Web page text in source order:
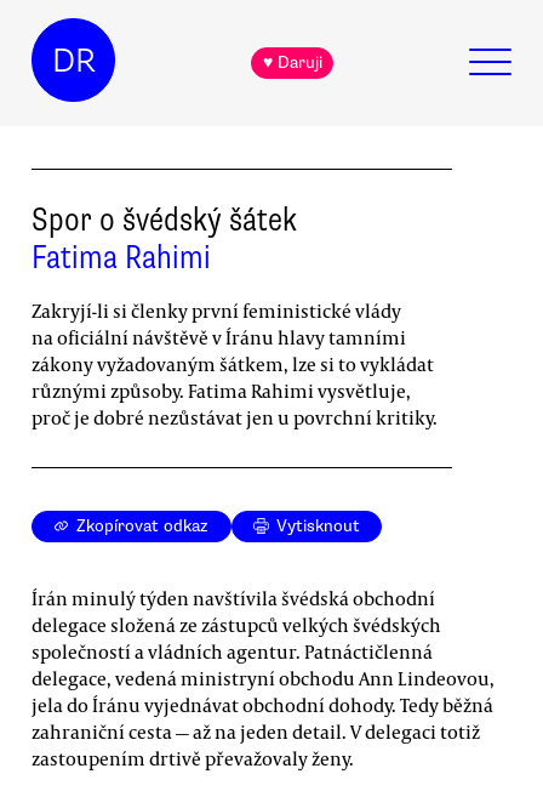
DR ♥ Daruji
Spor o švédský šátek
Fatima Rahimi
Zakryjí-li si členky první feministické vlády
na oficiální návštěvě v Íránu hlavy tamními
zákony vyžadovaným šátkem, lze si to vykládat
různými způsoby. Fatima Rahimi vysvětluje,
proč je dobré nezůstávat jen u povrchní kritiky.
Zkopírovat odkaz Vytisknout
Írán minulý týden navštívila švédská obchodní
delegace složená ze zástupců velkých švédských
společností a vládních agentur. Patnáctičlenná
delegace, vedená ministryní obchodu Ann Lindeovou,
jela do Íránu vyjednávat obchodní dohody. Tedy běžná
zahraniční cesta — až na jeden detail. V delegaci totiž
zastoupením drtivě převažovaly ženy.